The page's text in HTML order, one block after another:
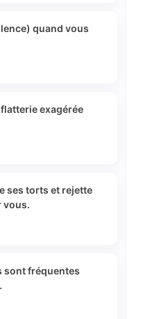
quand vous
exagérée
ses torts et rejette
vous.
sont fréquentes